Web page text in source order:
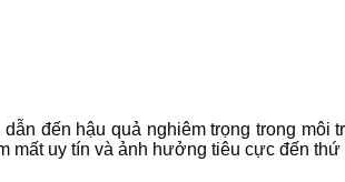
đến hậu quả nghiêm trọng trong
mất uy tín và ảnh hưởng tiêu cực đến thứ